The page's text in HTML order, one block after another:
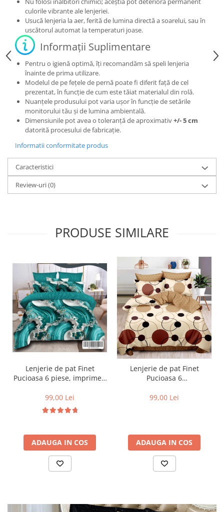
culorile vibrante ale lenjeriei.
Usucă lenjeria la aer, ferită de lumina directă a soarelui, sau în
uscătorul automat la temperaturi joase.
Informații Suplimentare
Pentru o igienă optimă, îți recomandăm să speli lenjeria
înainte de prima utilizare.
Modelul de pe fețele de pernă poate fi diferit față de cel
prezentat, în funcție de cum este tăiat materialul din rolă.
Nuanțele produsului pot varia ușor în funcție de setările
monitorului tău și de lumina ambientală.
Dimensiunile pot avea o toleranță de aproximativ+/- 5 cm
datorită procesului de fabricație.
Informatii conformitate produs
Caracteristici
Review-uri(0)
PRODUSE SIMILARE
Lenjerie de pat Finet
Pucioasa 6 piese, imprimeu
alb și auriu-R619
99,00 Lei
ADAUGA IN COS
Lenjerie de pat Finet
Pucioasa 6
si buline-R369
99,00 Lei
ADAUGA IN COS